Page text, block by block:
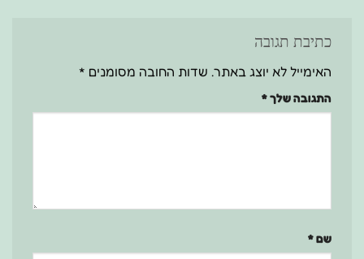
כתיבת תגובה
האימייל לא יוצג באתר. שדות החובה מסומנים *
התגובה שלך*
שם*